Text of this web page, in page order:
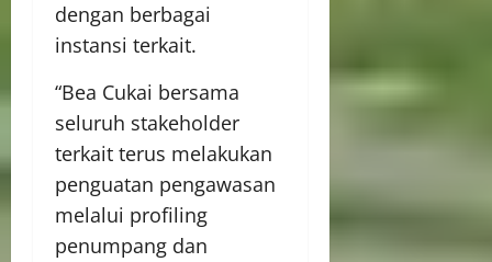
dengan berbagai
instansi terkait.
“Bea Cukai bersama
seluruh stakeholder
terkait terus melakukan
penguatan pengawasan
melalui profiling
penumpang dan